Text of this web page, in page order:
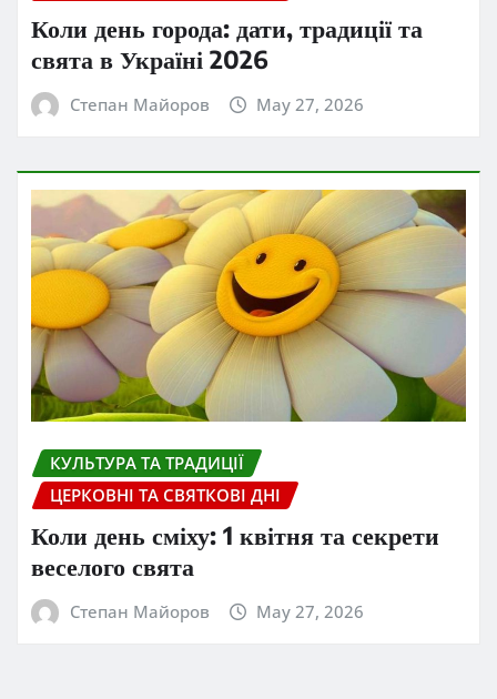
Коли день города: дати, традиції та
свята в Україні 2026
Степан Майоров May 27, 2026
КУЛЬТУРА ТА ТРАДИЦІЇ
ЦЕРКОВНІ ТА СВЯТКОВІ ДНІ
Коли день сміху: 1 квітня та секрети
веселого свята
Степан Майоров May 27, 2026